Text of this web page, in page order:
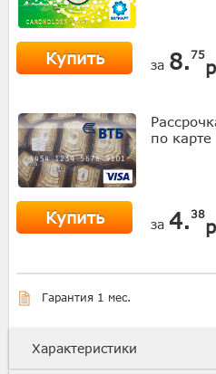
Купить за 8. 75
по карте
Купить за 4. 38
Гарантия 1 мес.
Характеристики